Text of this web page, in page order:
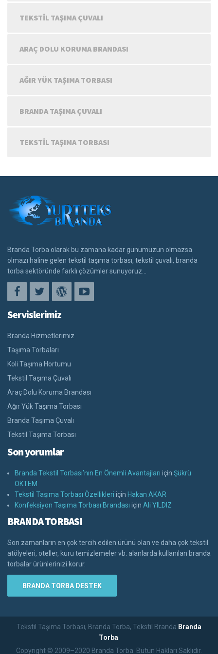
TEKSTIL TAŞIMA ÇUVALI
ARAÇ DOLU KORUMA BRANDASI
AĞIR YÜK TAŞIMA TORBASI
BRANDA TAŞIMA ÇUVALI
TEKSTIL TAŞIMA TORBASI
Branda Torba olarak bu zamana kadar günümüzün olmazsa
olmazı haline gelen tekstil taşıma torbası, tekstil çuvalı, branda
torba sektöründe farklı çözümler sunuyoruz...
Servislerimiz
Branda Hizmetlerimiz
Taşıma Torbaları
Koli Taşıma Hortumu
Tekstil Taşıma Çuvalı
Araç Dolu Koruma Brandası
Ağır Yük Taşıma Torbası
Branda Taşıma Çuvalı
Tekstil Taşıma Torbası
Son yorumlar
Branda Tekstil Torbası’nın En Önemli Avantajları için Şükrü
ÖKTEM
Tekstil Taşıma Torbası Özellikleri için Hakan AKAR
Konfeksiyon Taşıma Torbası Brandası için Ali YILDIZ
BRANDA TORBASI
Son zamanların en çok tercih edilen ürünü olan ve daha çok tekstil
atölyeleri, oteller, kuru temizlemeler vb. alanlarda kullanılan branda
torbalar ürünlerinizi korur.
BRANDA TORBA DESTEK
Tekstil Taşıma Torbası, Branda Torba, Tekstil Branda Branda
Torba
Copyright © 2009–2020 Branda Torba. Bütün Hakları Saklıdır.